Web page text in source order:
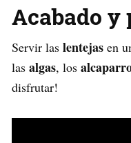
Acabado y
Servir las lentejas en
las algas, los
disfrutar!